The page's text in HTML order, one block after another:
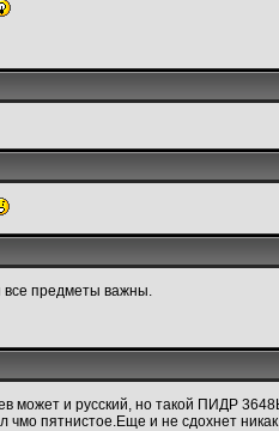
все предметы важны.
может и русский, но такой ПИДР
пятнистое.Еще и не сдохнет